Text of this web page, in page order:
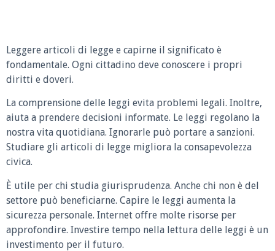
Leggere articoli di legge e capirne il significato è
fondamentale. Ogni cittadino deve conoscere i propri
diritti e doveri.
La comprensione delle leggi evita problemi legali. Inoltre,
aiuta a prendere decisioni informate. Le leggi regolano la
nostra vita quotidiana. Ignorarle può portare a sanzioni.
Studiare gli articoli di legge migliora la consapevolezza
civica.
È utile per chi studia giurisprudenza. Anche chi non è del
settore può beneficiarne. Capire le leggi aumenta la
sicurezza personale. Internet offre molte risorse per
approfondire. Investire tempo nella lettura delle leggi è un
investimento per il futuro.